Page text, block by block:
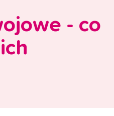
- co